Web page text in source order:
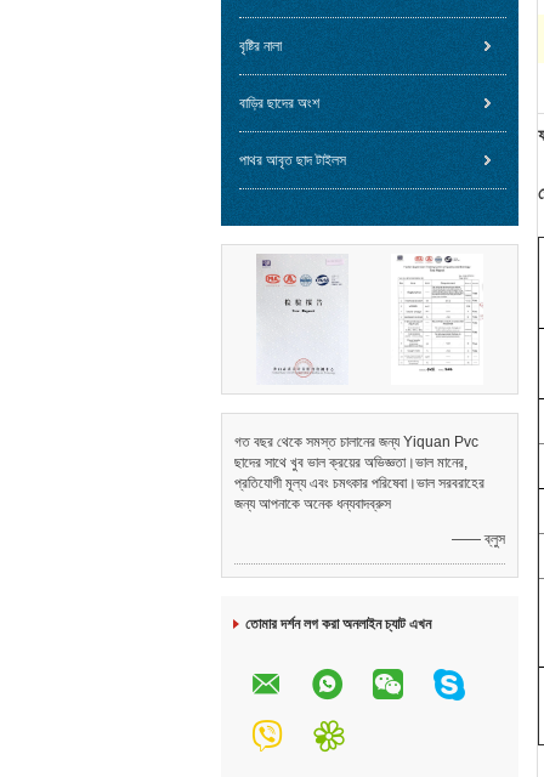
বৃষ্টির নালা
বাড়ির ছাদের অংশ
পাথর আবৃত ছাদ টাইলস
গত বছর থেকে সমস্ত চালানের জন্য Yiquan Pvc
ছাদের সাথে খুব ভাল ক্রয়ের অভিজ্ঞতা।ভাল মানের,
প্রতিযোগী মূল্য এবং চমৎকার পরিষেবা।ভাল সরবরাহের
জন্য আপনাকে অনেক ধন্যবাদব্রুস
—— ব্লুস
তোমার দর্শন লগ করা অনলাইন চ্যাট এখন